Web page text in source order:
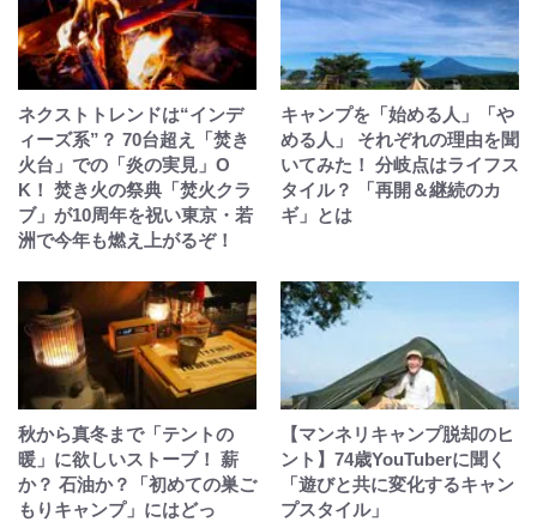
ネクストトレンドは“インデ
ィーズ系”？ 70台超え「焚き
火台」での「炎の実見」O
K！ 焚き火の祭典「焚火クラ
ブ」が10周年を祝い東京・若
洲で今年も燃え上がるぞ！
キャンプを「始める人」「や
める人」 それぞれの理由を聞
いてみた！ 分岐点はライフス
タイル？ 「再開＆継続のカ
ギ」とは
秋から真冬まで「テントの
暖」に欲しいストーブ！ 薪
か？ 石油か？「初めての巣ご
もりキャンプ」にはどっ
【マンネリキャンプ脱却のヒ
ント】74歳YouTuberに聞く
「遊びと共に変化するキャン
プスタイル」